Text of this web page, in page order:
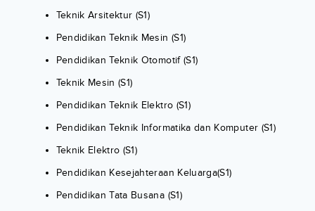
Teknik Arsitektur (S1)
Pendidikan Teknik Mesin (S1)
Pendidikan Teknik Otomotif (S1)
Teknik Mesin (S1)
Pendidikan Teknik Elektro (S1)
Pendidikan Teknik Informatika dan Komputer (S1)
Teknik Elektro (S1)
Pendidikan Kesejahteraan Keluarga(S1)
Pendidikan Tata Busana (S1)